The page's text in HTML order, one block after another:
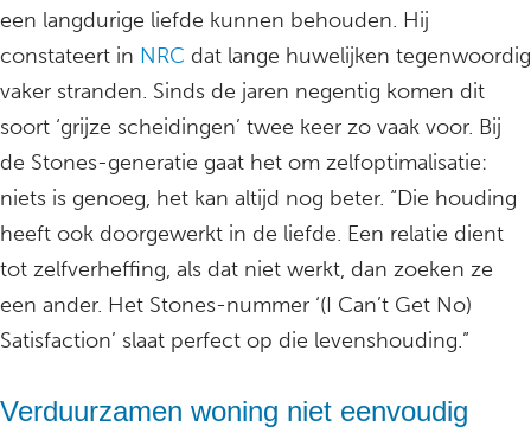
een langdurige liefde kunnen behouden. Hij
constateert in NRC dat lange huwelijken tegenwoordig
vaker stranden. Sinds de jaren negentig komen dit
soort ‘grijze scheidingen’ twee keer zo vaak voor. Bij
de Stones-generatie gaat het om zelfoptimalisatie:
niets is genoeg, het kan altijd nog beter. “Die houding
heeft ook doorgewerkt in de liefde. Een relatie dient
tot zelfverheffing, als dat niet werkt, dan zoeken ze
een ander. Het Stones-nummer ‘(I Can’t Get No)
Satisfaction’ slaat perfect op die levenshouding.”
Verduurzamen woning niet eenvoudig